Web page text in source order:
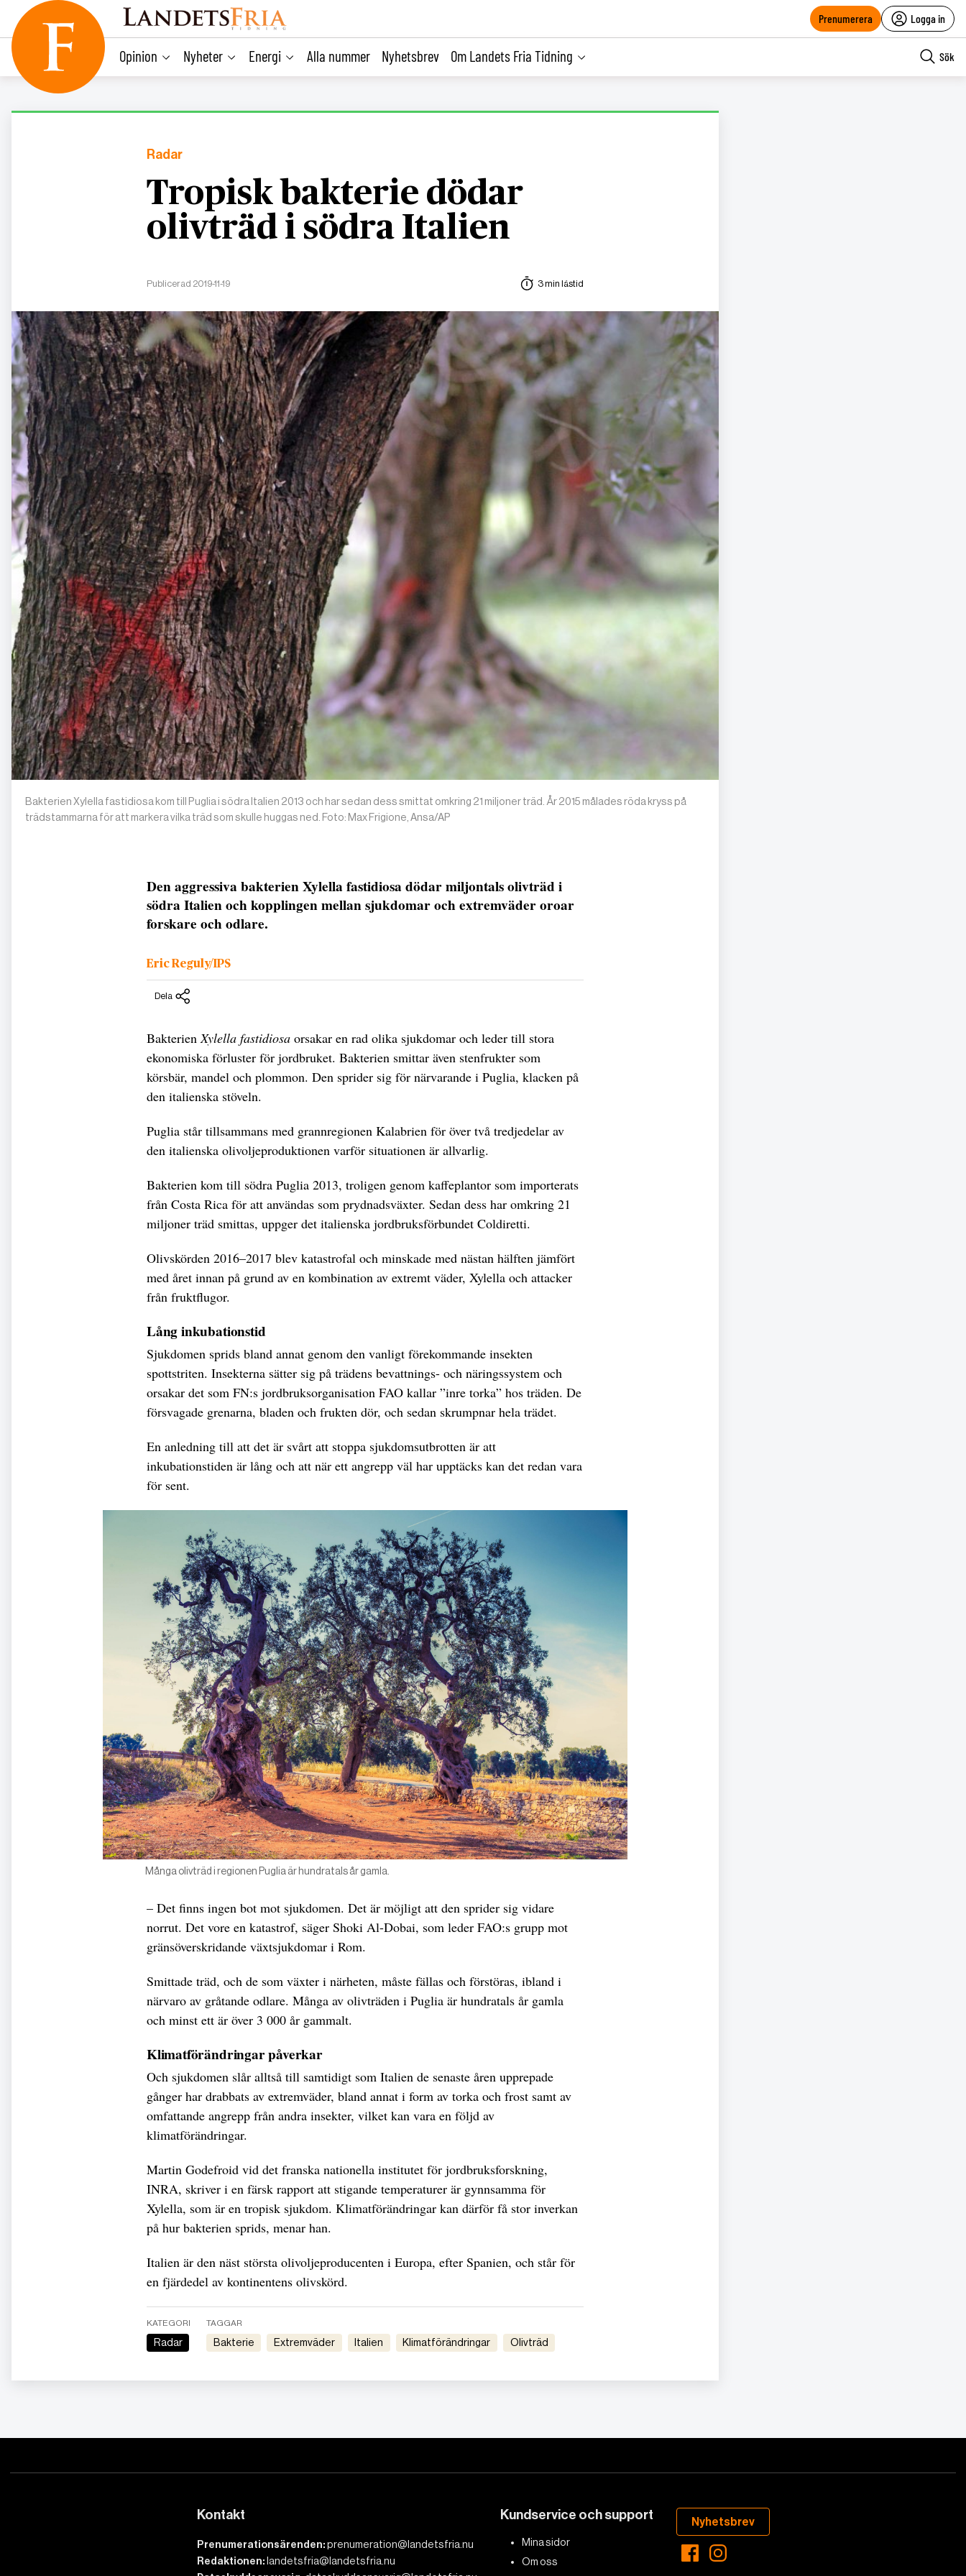
content
Prenumerera Logga in
Opinion Nyheter Energi Alla nummer Nyhetsbrev Om Landets Fria Tidning Sök
Radar
Tropisk bakterie dödar
olivträd i södra Italien
Publicerad 2019-11-19 3 min lästid
Bakterien Xylella fastidiosa kom till Puglia i södra Italien 2013 och har sedan dess smittat omkring 21 miljoner träd. År 2015 målades röda kryss på
trädstammarna för att markera vilka träd som skulle huggas ned. Foto: Max Frigione, Ansa/AP
Den aggressiva bakterien Xylella fastidiosa dödar miljontals olivträd i
södra Italien och kopplingen mellan sjukdomar och extremväder oroar
forskare och odlare.
Eric Reguly/IPS
Dela
BakterienXylella fastidiosa orsakar en rad olika sjukdomar och leder till stora
ekonomiska förluster för jordbruket. Bakterien smittar även stenfrukter som
körsbär, mandel och plommon. Den sprider sig för närvarande i Puglia, klacken på
den italienska stöveln.
Puglia står tillsammans med grannregionen Kalabrien för över två tredjedelar av
den italienska olivoljeproduktionen varför situationen är allvarlig.
Bakterien kom till södra Puglia 2013, troligen genom kaffeplantor som importerats
från Costa Rica för att användas som prydnadsväxter. Sedan dess har omkring 21
miljoner träd smittas, uppger det italienska jordbruksförbundet Coldiretti.
Olivskörden 2016–2017 blev katastrofal och minskade med nästan hälften jämfört
med året innan på grund av en kombination av extremt väder, Xylella och attacker
från fruktflugor.
Lång inkubationstid
Sjukdomen sprids bland annat genom den vanligt förekommande insekten
spottstriten. Insekterna sätter sig på trädens bevattnings- och näringssystem och
orsakar det som FN:s jordbruksorganisation FAO kallar ”inre torka” hos träden. De
försvagade grenarna, bladen och frukten dör, och sedan skrumpnar hela trädet.
En anledning till att det är svårt att stoppa sjukdomsutbrotten är att
inkubationstiden är lång och att när ett angrepp väl har upptäcks kan det redan vara
för sent.
Många olivträd i regionen Puglia är hundratals år gamla.
– Det finns ingen bot mot sjukdomen. Det är möjligt att den sprider sig vidare
norrut. Det vore en katastrof, säger Shoki Al-Dobai, som leder FAO:s grupp mot
gränsöverskridande växtsjukdomar i Rom.
Smittade träd, och de som växter i närheten, måste fällas och förstöras, ibland i
närvaro av gråtande odlare. Många av olivträden i Puglia är hundratals år gamla
och minst ett är över 3 000 år gammalt.
Klimatförändringar påverkar
Och sjukdomen slår alltså till samtidigt som Italien de senaste åren upprepade
gånger har drabbats av extremväder, bland annat i form av torka och frost samt av
omfattande angrepp från andra insekter, vilket kan vara en följd av
klimatförändringar.
Martin Godefroid vid det franska nationella institutet för jordbruksforskning,
INRA, skriver i en färsk rapport att stigande temperaturer är gynnsamma för
Xylella, som är en tropisk sjukdom. Klimatförändringar kan därför få stor inverkan
på hur bakterien sprids, menar han.
Italien är den näst största olivoljeproducenten i Europa, efter Spanien, och står för
en fjärdedel av kontinentens olivskörd.
KATEGORI
Radar
TAGGAR
Bakterie Extremväder Italien Klimatförändringar Olivträd
Kontakt
Prenumerationsärenden:prenumeration@landetsfria.nu
Redaktionen: landetsfria@landetsfria.nu
Kundservice och support
Mina sidor
Om oss
Nyhetsbrev